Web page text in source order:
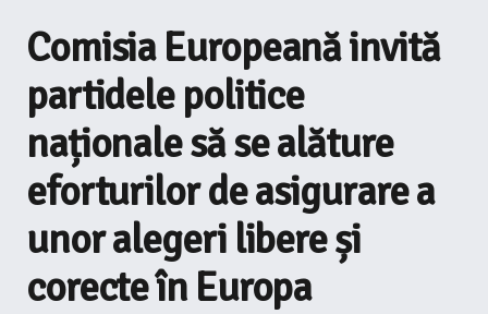
Comisia Europeană invită
partidele politice
naționale să se alăture
eforturilor de asigurare a
unor alegeri libere și
corecte în Europa